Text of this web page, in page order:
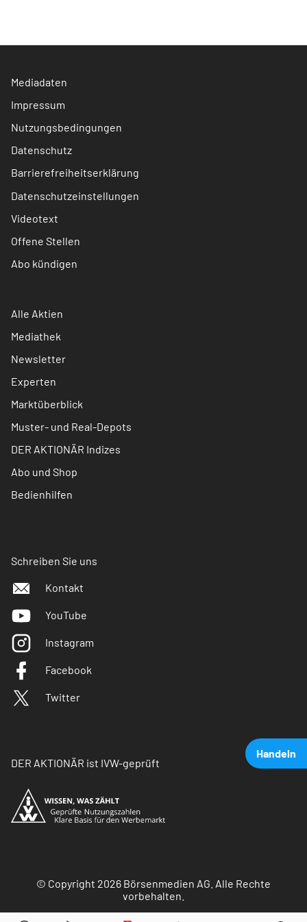
Handeln
Mediadaten
Impressum
Nutzungsbedingungen
Datenschutz
Barrierefreiheitserklärung
Datenschutzeinstellungen
Videotext
Offene Stellen
Abo kündigen
Alle Aktien
Mediathek
Newsletter
Experten
Marktüberblick
Muster- und Real-Depots
DER AKTIONÄR Indizes
Abo und Shop
Bedienhilfen
Schreiben Sie uns
Kontakt
YouTube
Instagram
Facebook
Twitter
DER AKTIONÄR ist IVW-geprüft
© Copyright 2026 Börsenmedien AG. Alle Rechte
vorbehalten.